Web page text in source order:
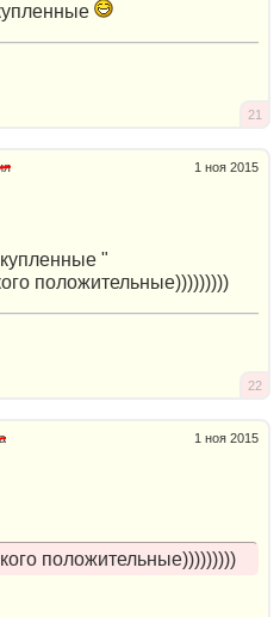
21
1 ноя 2015
"
положительные)))))))))
22
1 ноя 2015
положительные)))))))))